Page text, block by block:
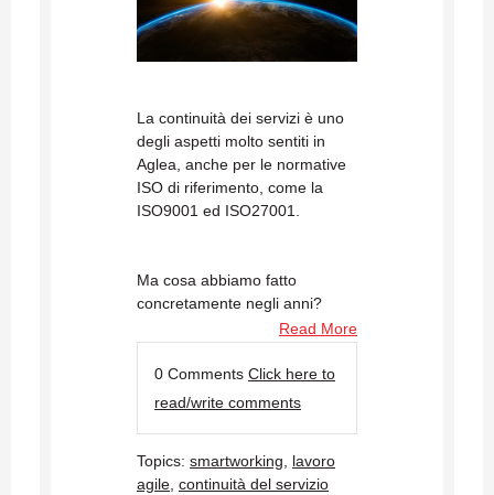
La continuità dei servizi è uno
degli aspetti molto sentiti in
Aglea, anche per le normative
ISO di riferimento, come la
ISO9001 ed ISO27001.
Ma cosa abbiamo fatto
concretamente negli anni?
Read More
0 Comments Click here to
read/write comments
Topics: smartworking
lavoro
agile continuità del servizio